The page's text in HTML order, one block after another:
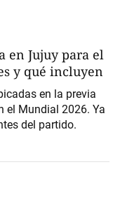
en Jujuy para el
y qué incluyen
en la previa
el Mundial 2026. Ya
del partido.